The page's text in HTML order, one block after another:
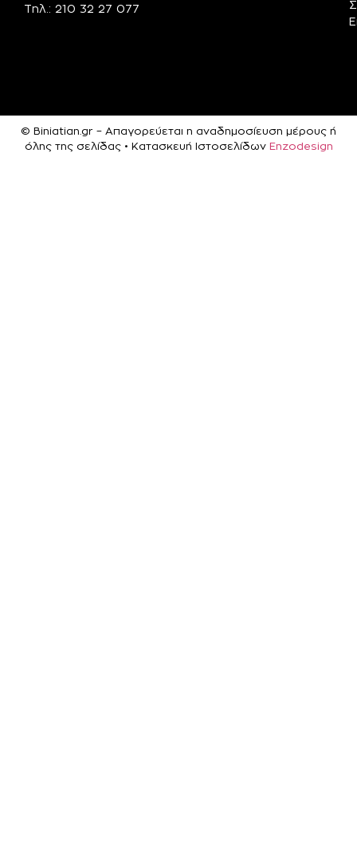
Τηλ.: 210 32 27 077
© Biniatian.gr – Απαγορεύεται η αναδημοσίευση μέρους ή
όλης της σελίδας • Κατασκευή Ιστοσελίδων Enzodesign